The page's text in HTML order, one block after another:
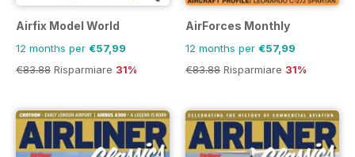
Airfix Model World
12 months per €57,99
€83.88 Risparmiare 31%
AirForces Monthly
12 months per €57,99
€83.88 Risparmiare 31%